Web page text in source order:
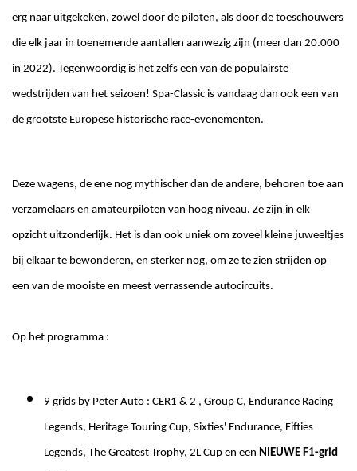
erg naar uitgekeken, zowel door de piloten, als door de toeschouwers
die elk jaar in toenemende aantallen aanwezig zijn (meer dan 20.000
in 2022). Tegenwoordig is het zelfs een van de populairste
wedstrijden van het seizoen! Spa-Classic is vandaag dan ook een van
de grootste Europese historische race-evenementen.
Deze wagens, de ene nog mythischer dan de andere, behoren toe aan
verzamelaars en amateurpiloten van hoog niveau. Ze zijn in elk
opzicht uitzonderlijk. Het is dan ook uniek om zoveel kleine juweeltjes
bij elkaar te bewonderen, en sterker nog, om ze te zien strijden op
een van de mooiste en meest verrassende autocircuits.
Op het programma :
9 grids by Peter Auto : CER1 & 2 , Group C, Endurance Racing
Legends, Heritage Touring Cup, Sixties' Endurance, Fifties
Legends, The Greatest Trophy, 2L Cup en een NIEUWE F1-grid